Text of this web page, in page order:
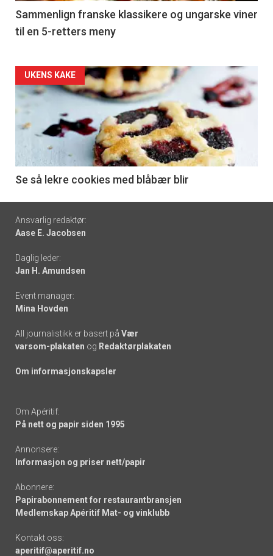
5
Sammenlign franske klassikere og ungarske viner
til en 5-retters meny
Forsiden
akkurat
nå
6
UKENS KAKE
Se så lekre cookies med blåbær blir
Footer
-
links
Ansvarlig redaktør:
Aase E. Jacobsen
Daglig leder:
Jan H. Amundsen
Event manager:
Mina Hovden
All journalistikk er basert på Vær
varsom-plakaten og Redaktørplakaten
Om informasjonskapsler
Om Apéritif:
På nett og papir siden 1995
Annonsere:
Informasjon og priser nett/papir
Abonnere:
Papirabonnement for restaurantbransjen
Medlemskap Apéritif Mat- og vinklubb
Kontakt oss:
aperitif@aperitif.no